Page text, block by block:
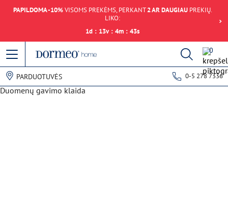
PAPILDOMA -10%VISOMS PREKĖMS, PERKANT2 AR DAUGIAUPREKIŲ.
LIKO:
1d : 13v : 4m : 43s
0
PARDUOTUVĖS 0-5 278 7336
Duomenų gavimo klaida